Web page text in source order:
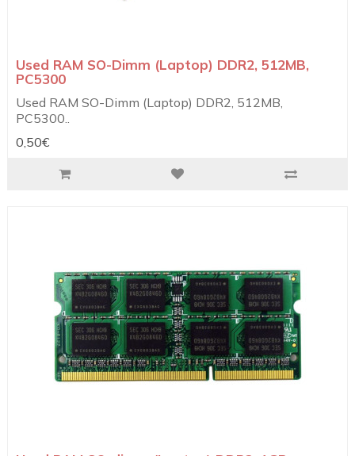
Used RAM SO-Dimm (Laptop) DDR2, 512MB,
PC5300
Used RAM SO-Dimm (Laptop) DDR2, 512MB,
PC5300..
0,50€